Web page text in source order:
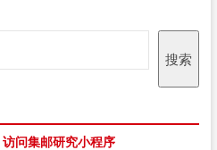
搜索
问集邮研究小程序